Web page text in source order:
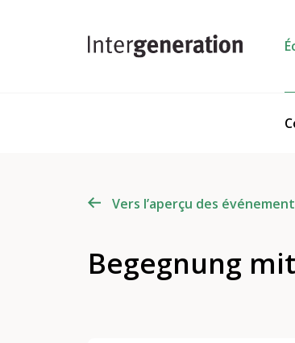
Vers l’aperçu des
Begegnung